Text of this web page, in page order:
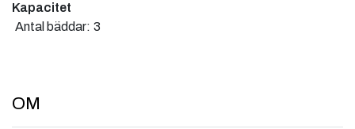
Kapacitet
Antal bäddar: 3
OM